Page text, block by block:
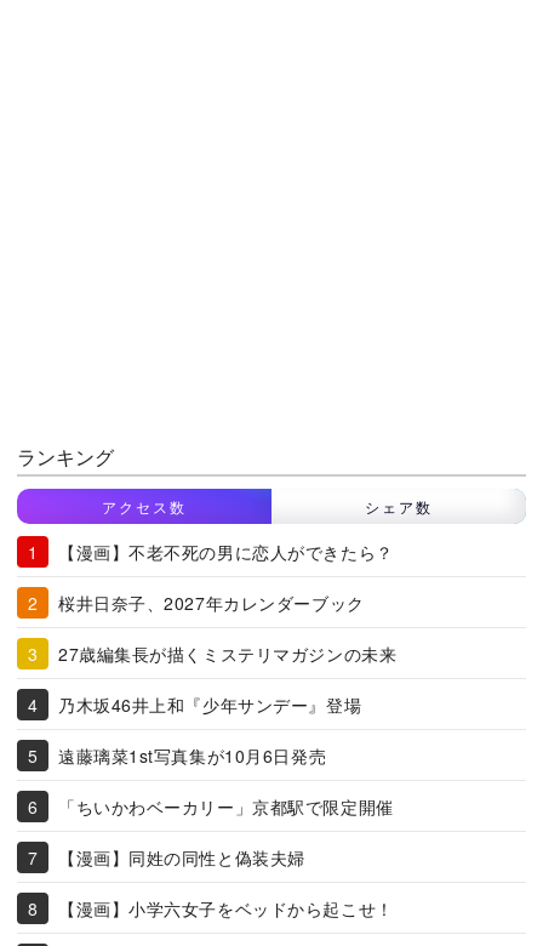
ランキング
アクセス数 シェア数
【漫画】不老不死の男に恋人ができたら？
桜井日奈子、2027年カレンダーブック
27歳編集長が描くミステリマガジンの未来
乃木坂46井上和『少年サンデー』登場
遠藤璃菜1st写真集が10月6日発売
「ちいかわベーカリー」京都駅で限定開催
【漫画】同姓の同性と偽装夫婦
【漫画】小学六女子をベッドから起こせ！